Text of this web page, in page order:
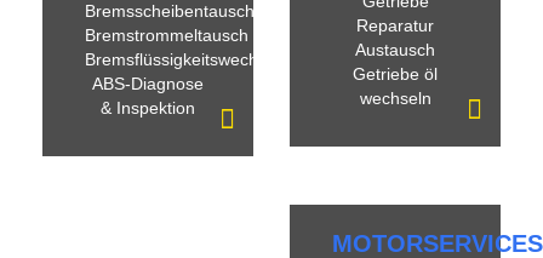
Bremsscheibentausch
Bremstrommeltausch
Bremsflüssigkeitswechsel
ABS-Diagnose
& Inspektion
Reparatur
Austausch
Getriebe öl
wechseln
MOTORSERVICES